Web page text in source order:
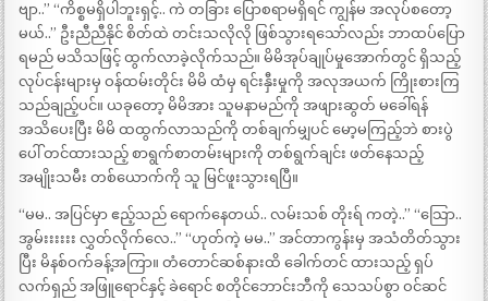
ဗျာ..” “ကိစ္စမရှိပါဘူးရှင့်.. ကဲ တခြား ပြောစရာမရှိရင် ကျွန်မ အလုပ်စတော့
မယ်..” ဦးညီညီနိုင် စိတ်ထဲ တင်းသလိုလို ဖြစ်သွားရသော်လည်း ဘာထပ်ပြော
ရမည် မသိသဖြင့် ထွက်လာခဲ့လိုက်သည်။ မိမိအုပ်ချုပ်မှုအောက်တွင် ရှိသည့်
လုပ်ငန်းများမှ ဝန်ထမ်းတိုင်း မိမိ ထံမှ ရင်းနှီးမှုကို အလုအယက် ကြိုးစားကြ
သည်ချည့်ပင်။ ယခုတော့ မိမိအား သူမနာမည်ကို အဖျားဆွတ် မခေါ်ရန်
အသိပေးပြီး မိမိ ထထွက်လာသည်ကို တစ်ချက်မျှပင် မော့မကြည့်ဘဲ စားပွဲ
ပေါ် တင်ထားသည့် စာရွက်စာတမ်းများကို တစ်ရွက်ချင်း ဖတ်နေသည့်
အမျိုးသမီး တစ်ယောက်ကို သူ မြင်ဖူးသွားရပြီ။
“မမ.. အပြင်မှာ ဧည့်သည် ရောက်နေတယ်.. လမ်းသစ် တိုးရ် ကတဲ့..” “သြော..
အွမ်းးးးးး လွှတ်လိုက်လေ..” “ဟုတ်ကဲ့ မမ..” အင်တာကွန်းမှ အသံတိတ်သွား
ပြီး မိနစ်ဝက်ခန့်အကြာ။ တံတောင်ဆစ်နားထိ ခေါက်တင် ထားသည့် ရှပ်
လက်ရှည် အဖြူရောင်နှင့် ခဲရောင် စတိုင်ဘောင်းဘီကို သေသပ်စွာ ဝင်ဆင်